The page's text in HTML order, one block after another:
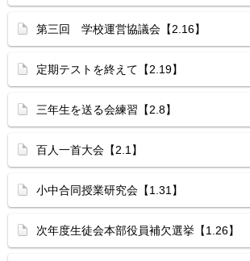
第三回 学校運営協議会【2.16】
定期テストを終えて【2.19】
三年生を送る会練習【2.8】
百人一首大会【2.1】
小中合同授業研究会【1.31】
次年度生徒会本部役員補欠選挙【1.26】